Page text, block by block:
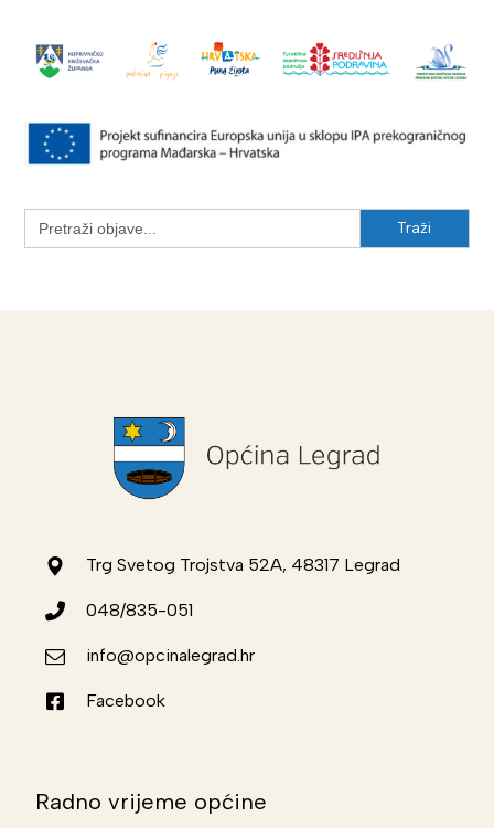
Search
for:
Trg Svetog Trojstva 52A, 48317 Legrad
048/835-051
info@opcinalegrad.hr
Facebook
Radno vrijeme općine